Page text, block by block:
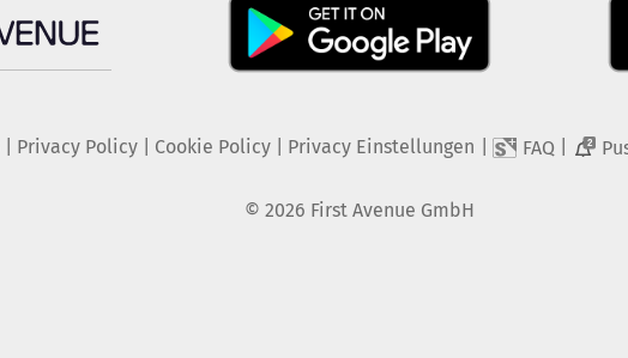
Privacy Policy| Cookie Policy| Privacy Einstellungen FAQ 2
© 2026 First Avenue GmbH